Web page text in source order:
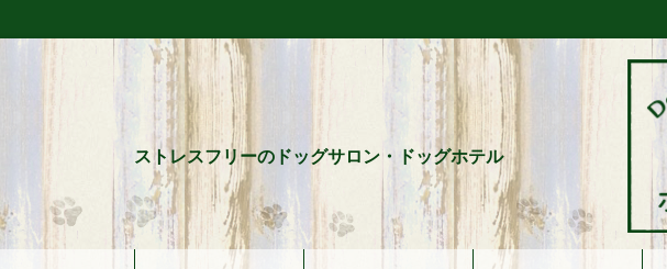
ストレスフリーのドッグサロン・ドッグホテル